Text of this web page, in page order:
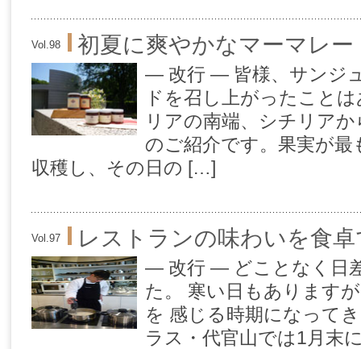
Vol.98 初夏に爽やかなマーマレ
— 改行 — 皆様、サンジ
ドを召し上がったこと
リアの南端、シチリア
のご紹介です。果実が
収穫し、その日の […]
Vol.97 レストランの味わいを食卓
— 改行 — どことなく日
た。 寒い日もあります
を 感じる時期になって
ラス・代官山では1月末